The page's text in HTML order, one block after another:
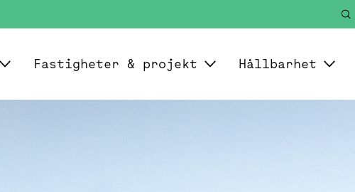
Fastigheter & projekt Hållbarhet